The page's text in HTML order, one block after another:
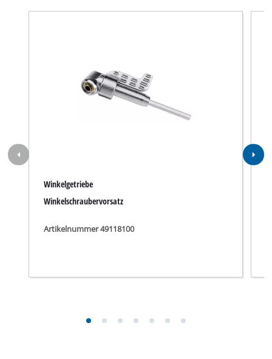
Winkelgetriebe
Winkelschraubervorsatz
Artikelnummer 49118100